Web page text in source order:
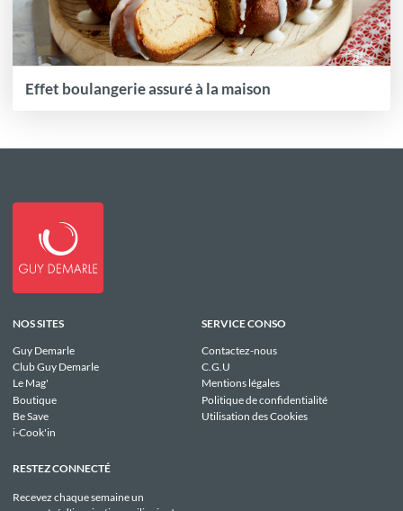
Effet boulangerie assuré à la maison
NOS SITES
Guy Demarle
Club Guy Demarle
Le Mag'
Boutique
Be Save
i-Cook'in
SERVICE CONSO
Contactez-nous
C.G.U
Mentions légales
Politique de confidentialité
Utilisation des Cookies
RESTEZ CONNECTÉ
Recevez chaque semaine un